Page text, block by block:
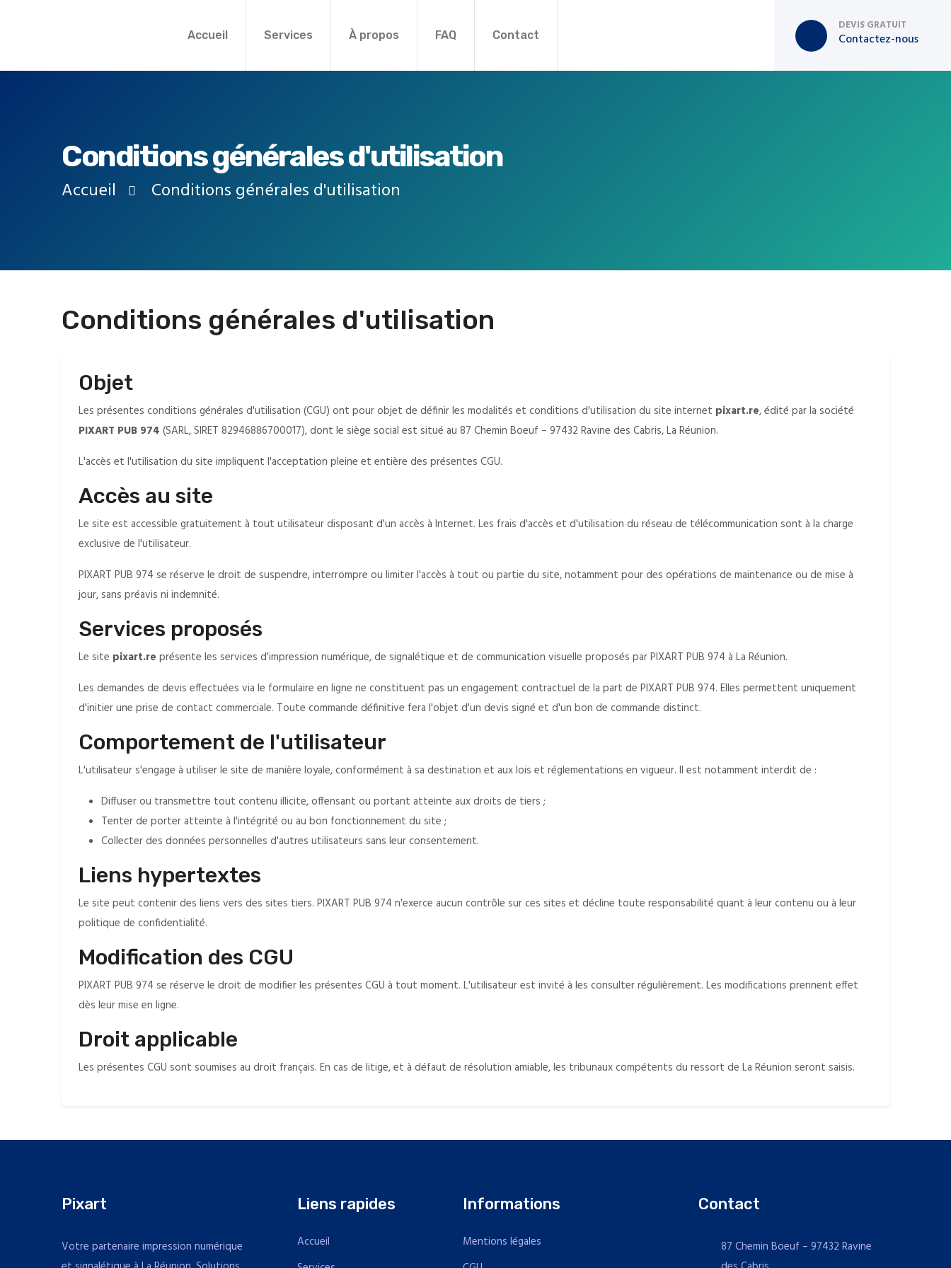
Accueil Services À propos FAQ Contact
DEVIS GRATUIT
Contactez-nous
Conditions générales d'utilisation
Accueil Conditions générales d'utilisation
Conditions générales d'utilisation
Objet
Les présentes conditions générales d'utilisation (CGU) ont pour objet de définir les modalités et conditions d'utilisation du site internet pixart.re, édité par la société
PIXART PUB 974 (SARL, SIRET 82946886700017), dont le siège social est situé au 87 Chemin Boeuf – 97432 Ravine des Cabris, La Réunion.
L'accès et l'utilisation du site impliquent l'acceptation pleine et entière des présentes CGU.
Accès au site
Le site est accessible gratuitement à tout utilisateur disposant d'un accès à Internet. Les frais d'accès et d'utilisation du réseau de télécommunication sont à la charge
exclusive de l'utilisateur.
PIXART PUB 974 se réserve le droit de suspendre, interrompre ou limiter l'accès à tout ou partie du site, notamment pour des opérations de maintenance ou de mise à
jour, sans préavis ni indemnité.
Services proposés
Le site pixart.re présente les services d'impression numérique, de signalétique et de communication visuelle proposés par PIXART PUB 974 à La Réunion.
Les demandes de devis effectuées via le formulaire en ligne ne constituent pas un engagement contractuel de la part de PIXART PUB 974. Elles permettent uniquement
d'initier une prise de contact commerciale. Toute commande définitive fera l'objet d'un devis signé et d'un bon de commande distinct.
Comportement de l'utilisateur
L'utilisateur s'engage à utiliser le site de manière loyale, conformément à sa destination et aux lois et réglementations en vigueur. Il est notamment interdit de :
Diffuser ou transmettre tout contenu illicite, offensant ou portant atteinte aux droits de tiers ;
Tenter de porter atteinte à l'intégrité ou au bon fonctionnement du site ;
Collecter des données personnelles d'autres utilisateurs sans leur consentement.
Liens hypertextes
Le site peut contenir des liens vers des sites tiers. PIXART PUB 974 n'exerce aucun contrôle sur ces sites et décline toute responsabilité quant à leur contenu ou à leur
politique de confidentialité.
Modification des CGU
PIXART PUB 974 se réserve le droit de modifier les présentes CGU à tout moment. L'utilisateur est invité à les consulter régulièrement. Les modifications prennent effet
dès leur mise en ligne.
Droit applicable
Les présentes CGU sont soumises au droit français. En cas de litige, et à défaut de résolution amiable, les tribunaux compétents du ressort de La Réunion seront saisis.
Pixart
Votre partenaire impression numérique
Liens rapides
Accueil
Informations
Mentions légales
Contact
87 Chemin Boeuf – 97432 Ravine